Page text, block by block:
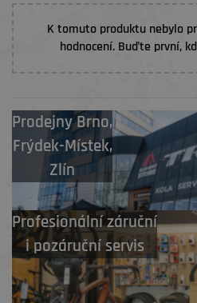
K tomuto produktu nebylo
hodnocení. Buďte první,
ProdejnyBrno,
Frýdek-Místek,
Zlín
Profesionální záruční
i pozáruční servis